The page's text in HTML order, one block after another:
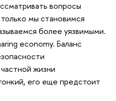
вопросы
мы становимся
более уязвимыми.
economy. Баланс
жизни
его еще предстоит